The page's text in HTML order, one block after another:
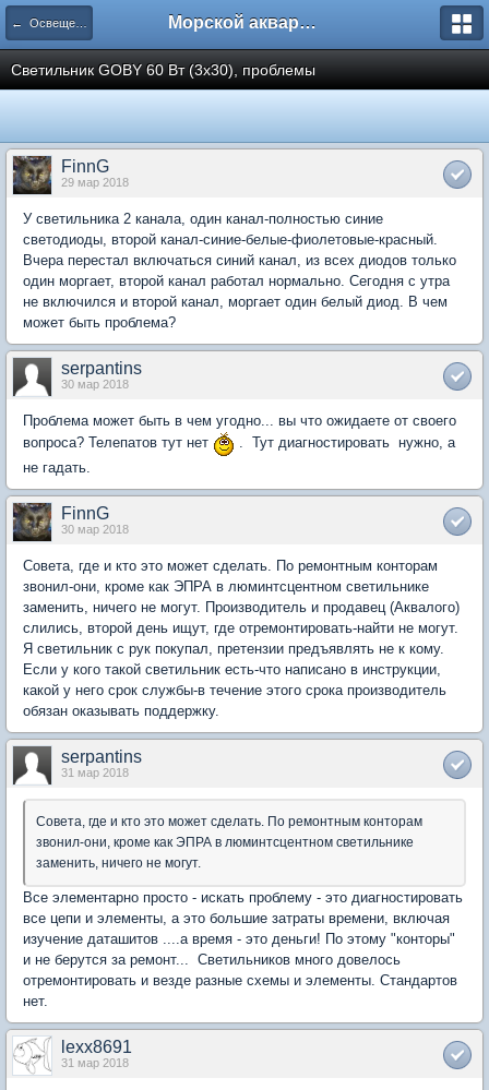
← Освещение морских аквариумов Морской аквариум. Форумы ReefCentral.ru
Светильник GOBY 60 Вт (3х30), проблемы
FinnG
29 мар 2018
У светильника 2 канала, один канал-полностью синие
светодиоды, второй канал-синие-белые-фиолетовые-красный.
Вчера перестал включаться синий канал, из всех диодов только
один моргает, второй канал работал нормально. Сегодня с утра
не включился и второй канал, моргает один белый диод. В чем
может быть проблема?
serpantins
30 мар 2018
Проблема может быть в чем угодно... вы что ожидаете от своего
вопроса? Телепатов тут нет
. Тут диагностировать нужно, а
не гадать.
FinnG
30 мар 2018
Совета, где и кто это может сделать. По ремонтным конторам
звонил-они, кроме как ЭПРА в люминтсцентном светильнике
заменить, ничего не могут. Производитель и продавец (Аквалого)
слились, второй день ищут, где отремонтировать-найти не могут.
Я светильник с рук покупал, претензии предъявлять не к кому.
Если у кого такой светильник есть-что написано в инструкции,
какой у него срок службы-в течение этого срока производитель
обязан оказывать поддержку.
serpantins
31 мар 2018
Совета, где и кто это может сделать. По ремонтным конторам
звонил-они, кроме как ЭПРА в люминтсцентном светильнике
заменить, ничего не могут.
Все элементарно просто - искать проблему - это диагностировать
все цепи и элементы, а это большие затраты времени, включая
изучение даташитов ....а время - это деньги! По этому "конторы"
и не берутся за ремонт... Светильников много довелось
отремонтировать и везде разные схемы и элементы. Стандартов
нет.
lexx8691
31 мар 2018